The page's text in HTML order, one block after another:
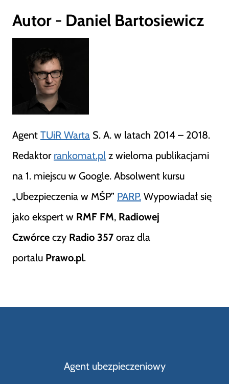
Autor - Daniel Bartosiewicz
Agent TUiR Warta S. A. w latach 2014 – 2018.
Redaktor rankomat.pl z wieloma publikacjami
na 1. miejscu w Google. Absolwent kursu
„Ubezpieczenia w MŚP” PARP. Wypowiadał się
jako ekspert w RMF FM, Radiowej
Czwórce czy Radio 357 oraz dla
portalu Prawo.pl.
Agent ubezpieczeniowy